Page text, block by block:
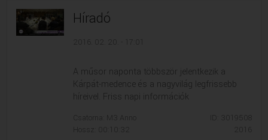
Híradó
2016. 02. 20. - 17:01
A műsor naponta többször jelentkezik a
Kárpát-medence és a nagyvilág legfrissebb
híreivel. Friss napi információk
Csatorna: M3 Anno
Hossz: 00:10:32